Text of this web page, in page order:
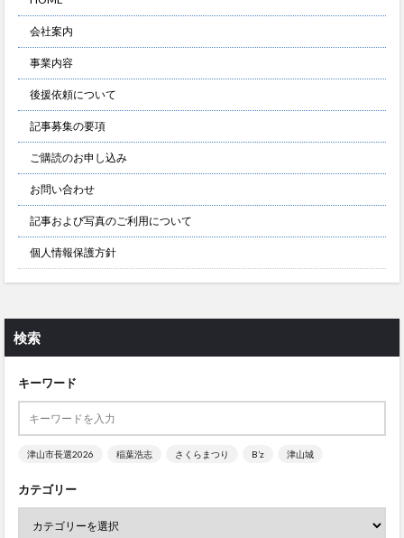
会社案内
事業内容
後援依頼について
記事募集の要項
ご購読のお申し込み
お問い合わせ
記事および写真のご利用について
個人情報保護方針
検索
キーワード
津山市長選2026 稲葉浩志 さくらまつり B’z 津山城
カテゴリー